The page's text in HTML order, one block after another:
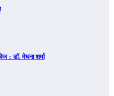
: डॉ. मेघना शर्मा